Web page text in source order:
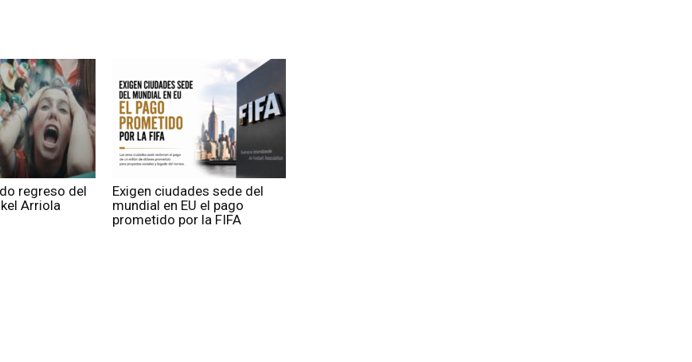
regreso del
Arriola
Exigen ciudades sede del
mundial en EU el pago
prometido por la FIFA